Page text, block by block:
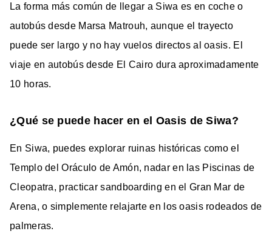
La forma más común de llegar a Siwa es en coche o
autobús desde Marsa Matrouh, aunque el trayecto
puede ser largo y no hay vuelos directos al oasis. El
viaje en autobús desde El Cairo dura aproximadamente
10 horas.
¿Qué se puede hacer en el Oasis de Siwa?
En Siwa, puedes explorar ruinas históricas como el
Templo del Oráculo de Amón, nadar en las Piscinas de
Cleopatra, practicar sandboarding en el Gran Mar de
Arena, o simplemente relajarte en los oasis rodeados de
palmeras.